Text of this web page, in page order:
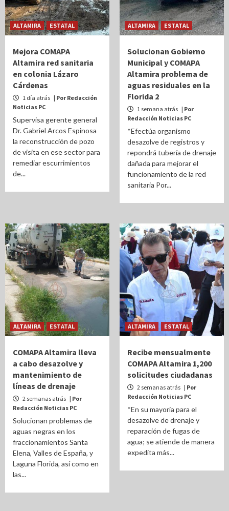
ALTAMIRA ESTATAL
Mejora COMAPA
Altamira red sanitaria
en colonia Lázaro
Cárdenas
1 día atrás | Por Redacción
Noticias PC
Supervisa gerente general
Dr. Gabriel Arcos Espinosa
la reconstrucción de pozo
de visita en ese sector para
remediar escurrimientos
de...
ALTAMIRA ESTATAL
Solucionan Gobierno
Municipal y COMAPA
Altamira problema de
aguas residuales en la
Florida 2
1 semana atrás | Por
Redacción Noticias PC
*Efectúa organismo
desazolve de registros y
repondrá tubería de drenaje
dañada para mejorar el
funcionamiento de la red
sanitaria Por...
ALTAMIRA ESTATAL
COMAPA Altamira lleva
a cabo desazolve y
mantenimiento de
líneas de drenaje
2 semanas atrás | Por
Redacción Noticias PC
Solucionan problemas de
aguas negras en los
fraccionamientos Santa
Elena, Valles de España, y
Laguna Florida, así como en
las...
ALTAMIRA ESTATAL
Recibe mensualmente
COMAPA Altamira 1,200
solicitudes ciudadanas
2 semanas atrás | Por
Redacción Noticias PC
*En su mayoría para el
desazolve de drenaje y
reparación de fugas de
agua; se atiende de manera
expedita más...